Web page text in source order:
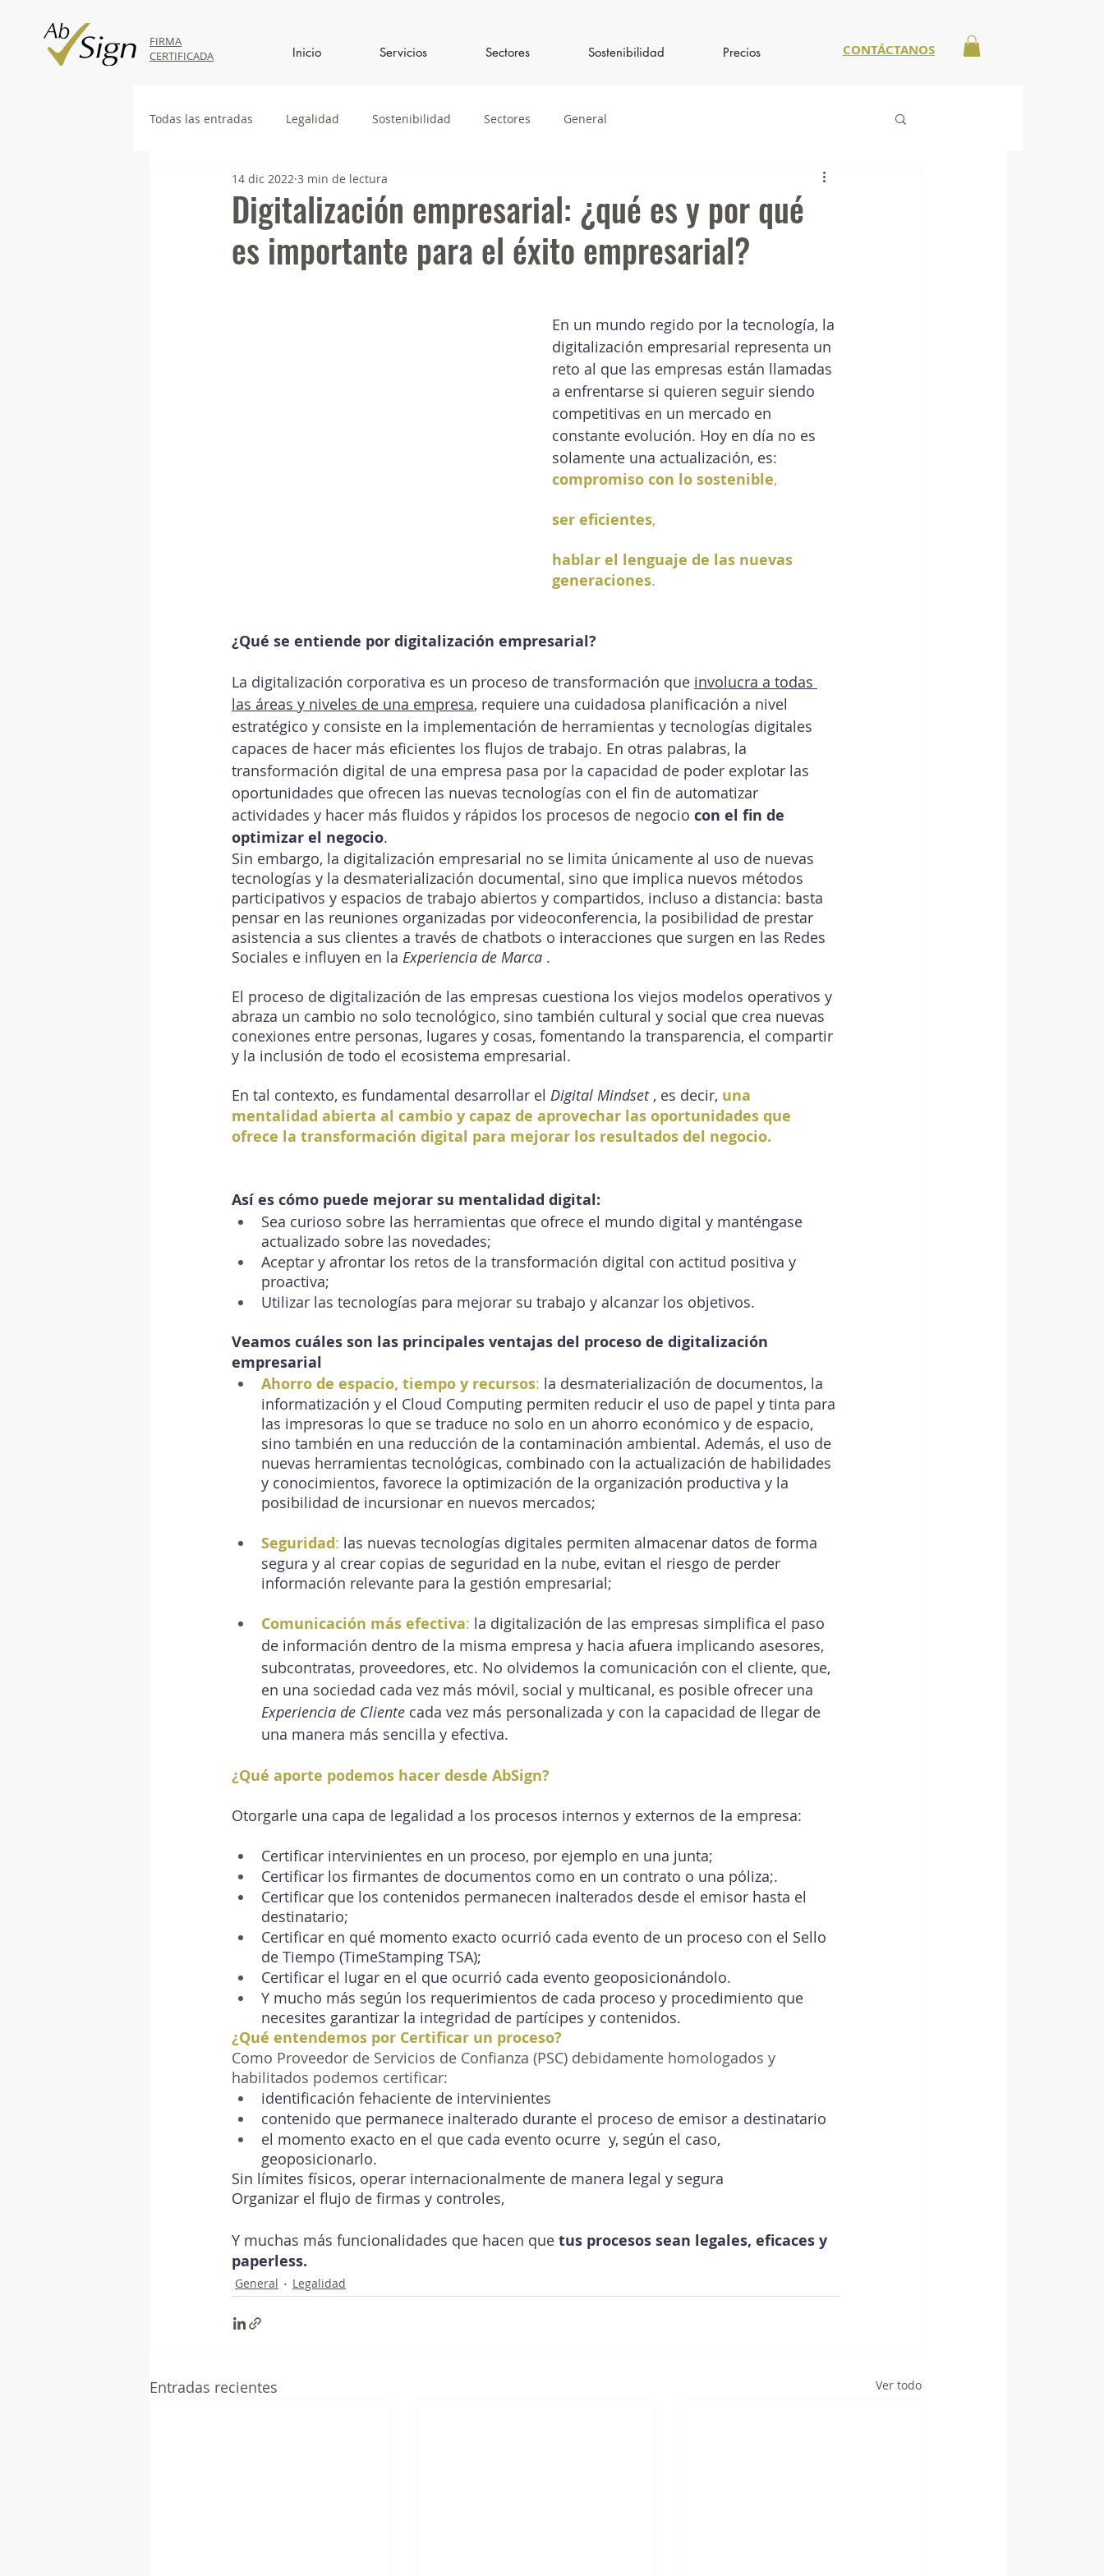
FIRMA
CERTIFICADA
Inicio Servicios Sectores Sostenibilidad Precios CONTÁCTANOS
Todas las entradas Legalidad Sostenibilidad Sectores General
Digitalización empresarial: ¿qué es y por qué
es importante para el éxito empresarial?
14 dic 2022 3 min de lectura
En un mundo regido por la tecnología, la
digitalización empresarial representa un
reto al que las empresas están llamadas
a enfrentarse si quieren seguir siendo
competitivas en un mercado en
constante evolución. Hoy en día no es
solamente una actualización, es:
compromiso con lo sostenible,
ser eficientes,
hablar el lenguaje de las nuevas
generaciones.
¿Qué se entiende por digitalización empresarial?
La digitalización corporativa es un proceso de transformación que involucra a todas
las áreas y niveles de una empresa, requiere una cuidadosa planificación a nivel
estratégico y consiste en la implementación de herramientas y tecnologías digitales
capaces de hacer más eficientes los flujos de trabajo. En otras palabras, la
transformación digital de una empresa pasa por la capacidad de poder explotar las
oportunidades que ofrecen las nuevas tecnologías con el fin de automatizar
actividades y hacer más fluidos y rápidos los procesos de negocio con el fin de
optimizar el negocio.
Sin embargo, la digitalización empresarial no se limita únicamente al uso de nuevas
tecnologías y la desmaterialización documental, sino que implica nuevos métodos
participativos y espacios de trabajo abiertos y compartidos, incluso a distancia: basta
pensar en las reuniones organizadas por videoconferencia, la posibilidad de prestar
asistencia a sus clientes a través de chatbots o interacciones que surgen en las Redes
Sociales e influyen en la Experiencia de Marca .
El proceso de digitalización de las empresas cuestiona los viejos modelos operativos y
abraza un cambio no solo tecnológico, sino también cultural y social que crea nuevas
conexiones entre personas, lugares y cosas, fomentando la transparencia, el compartir
y la inclusión de todo el ecosistema empresarial.
En tal contexto, es fundamental desarrollar el Digital Mindset , es decir, una
mentalidad abierta al cambio y capaz de aprovechar las oportunidades que
ofrece la transformación digital para mejorar los resultados del negocio.
Así es cómo puede mejorar su mentalidad digital:
Sea curioso sobre las herramientas que ofrece el mundo digital y manténgase
actualizado sobre las novedades;
Aceptar y afrontar los retos de la transformación digital con actitud positiva y
proactiva;
Utilizar las tecnologías para mejorar su trabajo y alcanzar los objetivos.
Veamos cuáles son las principales ventajas del proceso de digitalización
empresarial
Ahorro de espacio, tiempo y recursos: la desmaterialización de documentos, la
informatización y el Cloud Computing permiten reducir el uso de papel y tinta para
las impresoras lo que se traduce no solo en un ahorro económico y de espacio,
sino también en una reducción de la contaminación ambiental. Además, el uso de
nuevas herramientas tecnológicas, combinado con la actualización de habilidades
y conocimientos, favorece la optimización de la organización productiva y la
posibilidad de incursionar en nuevos mercados;
Seguridad: las nuevas tecnologías digitales permiten almacenar datos de forma
segura y al crear copias de seguridad en la nube, evitan el riesgo de perder
información relevante para la gestión empresarial;
Comunicación más efectiva: la digitalización de las empresas simplifica el paso
de información dentro de la misma empresa y hacia afuera implicando asesores,
subcontratas, proveedores, etc. No olvidemos la comunicación con el cliente, que,
en una sociedad cada vez más móvil, social y multicanal, es posible ofrecer una
Experiencia de Cliente cada vez más personalizada y con la capacidad de llegar de
una manera más sencilla y efectiva.
¿Qué aporte podemos hacer desde AbSign?
Otorgarle una capa de legalidad a los procesos internos y externos de la empresa:
Certificar intervinientes en un proceso, por ejemplo en una junta;
Certificar los firmantes de documentos como en un contrato o una póliza;.
Certificar que los contenidos permanecen inalterados desde el emisor hasta el
destinatario;
Certificar en qué momento exacto ocurrió cada evento de un proceso con el Sello
de Tiempo (TimeStamping TSA);
Certificar el lugar en el que ocurrió cada evento geoposicionándolo.
Y mucho más según los requerimientos de cada proceso y procedimiento que
necesites garantizar la integridad de partícipes y contenidos.
¿Qué entendemos por Certificar un proceso?
Como Proveedor de Servicios de Confianza (PSC) debidamente homologados y
habilitados podemos certificar:
identificación fehaciente de intervinientes
contenido que permanece inalterado durante el proceso de emisor a destinatario
el momento exacto en el que cada evento ocurre  y, según el caso,
geoposicionarlo.
Sin límites físicos, operar internacionalmente de manera legal y segura
Organizar el flujo de firmas y controles,
Y muchas más funcionalidades que hacen que tus procesos sean legales, eficaces y
paperless.
General Legalidad
Entradas recientes Ver todo